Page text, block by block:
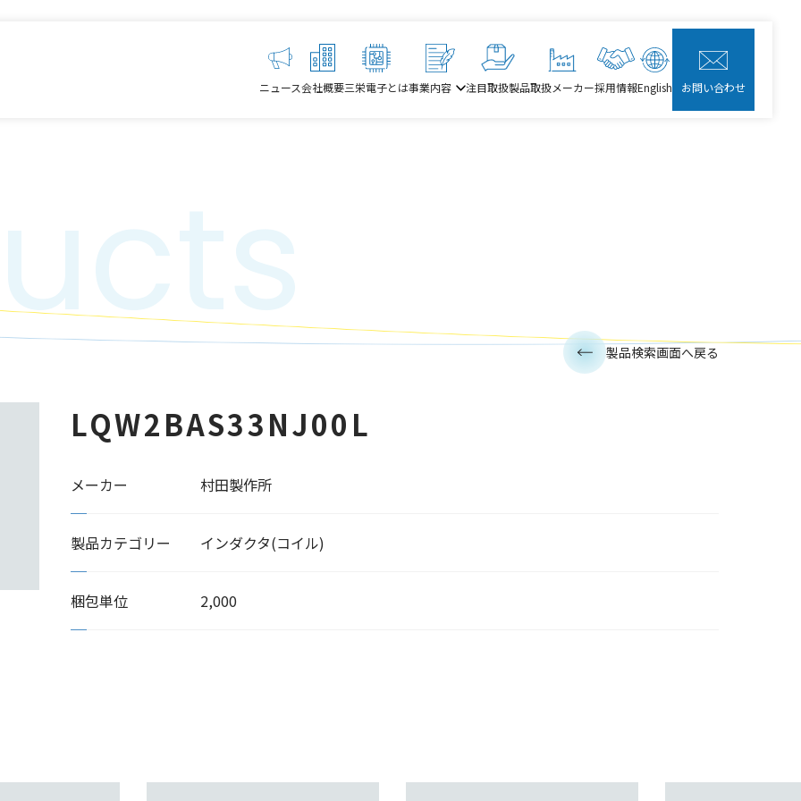
ニュース会社概要三栄電子とは事業内容 注目取扱製品取扱メーカー採用情報English お問い合わせ
LQW2BAS33NJ00L
メーカー 村田製作所
製品カテゴリー インダクタ(コイル)
梱包単位 2,000
製品検索画面へ戻る